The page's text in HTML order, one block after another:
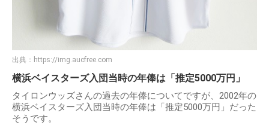
出典： https://img.aucfree.com
横浜ベイスターズ入団当時の年俸は「推定5000万円」
タイロンウッズさんの過去の年俸についてですが、2002年の
横浜ベイスターズ入団当時の年俸は「推定5000万円」だった
そうです。